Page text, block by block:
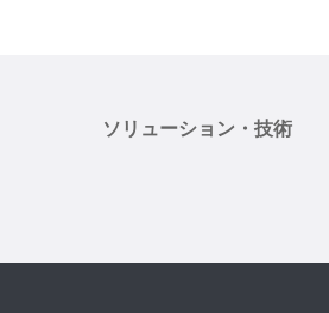
ソリューション・技術